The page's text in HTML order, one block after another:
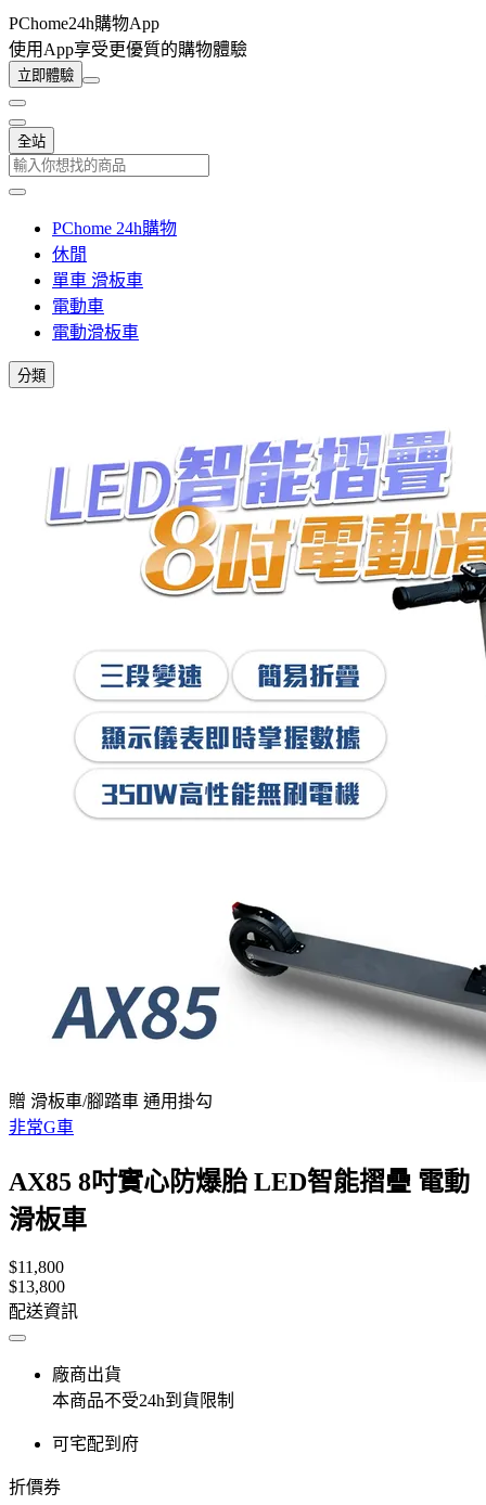
PChome24h購物App
使用App享受更優質的購物體驗
立即體驗
全站
PChome 24h購物
休閒
單車 滑板車
電動車
電動滑板車
分類
贈 滑板車/腳踏車 通用掛勾
非常G車
AX85 8吋實心防爆胎 LED智能摺疊 電動
滑板車
$11,800
$13,800
配送資訊
廠商出貨
本商品不受24h到貨限制
可宅配到府
折價券